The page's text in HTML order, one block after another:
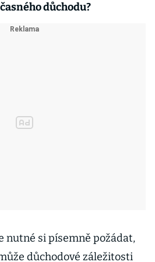
důchodu?
nutné si písemně požádat,
důchodové záležitosti